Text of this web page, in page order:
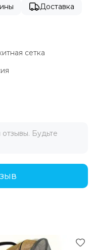
Доставка
сетка
Будьте